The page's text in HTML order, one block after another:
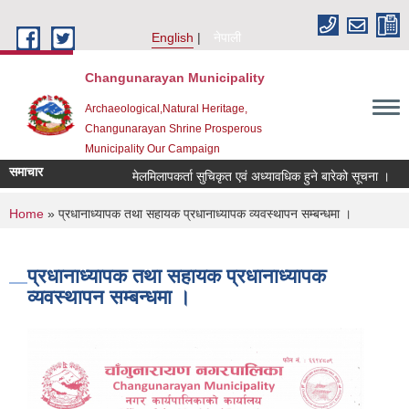
English
नेपाली
Changunarayan Municipality
Archaeological,Natural Heritage,
Changunarayan Shrine Prosperous
Municipality Our Campaign
समाचार मेलमिलापकर्ता सुचिकृत एवं अध्यावधिक हुने बारेको सूचना ।
You are here
Home » प्रधानाध्यापक तथा सहायक प्रधानाध्यापक व्यवस्थापन सम्बन्धमा ।
प्रधानाध्यापक तथा सहायक प्रधानाध्यापक
व्यवस्थापन सम्बन्धमा ।